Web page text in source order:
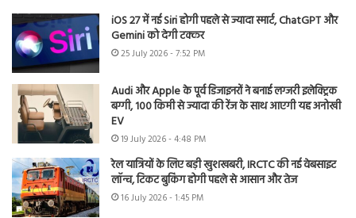
iOS 27 में नई Siri होगी पहले से ज्यादा स्मार्ट, ChatGPT और
Gemini को देगी टक्कर
25 July 2026 - 7:52 PM
Audi और Apple के पूर्व डिजाइनरों ने बनाई लग्जरी इलेक्ट्रिक
बग्गी, 100 किमी से ज्यादा की रेंज के साथ आएगी यह अनोखी
EV
19 July 2026 - 4:48 PM
रेल यात्रियों के लिए बड़ी खुशखबरी, IRCTC की नई वेबसाइट
लॉन्च, टिकट बुकिंग होगी पहले से आसान और तेज
16 July 2026 - 1:45 PM